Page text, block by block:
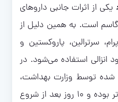
یکی از اثرات جانبی داروهای
است. به همین دلیل از
سرترالین، پاروکستین و
انزالی استفاده می‌شود. در
شده توسط وزارت بهداشت،
پاروکستین از بقیه موثرتر بوده و ۱۰ روز بعد از شروع